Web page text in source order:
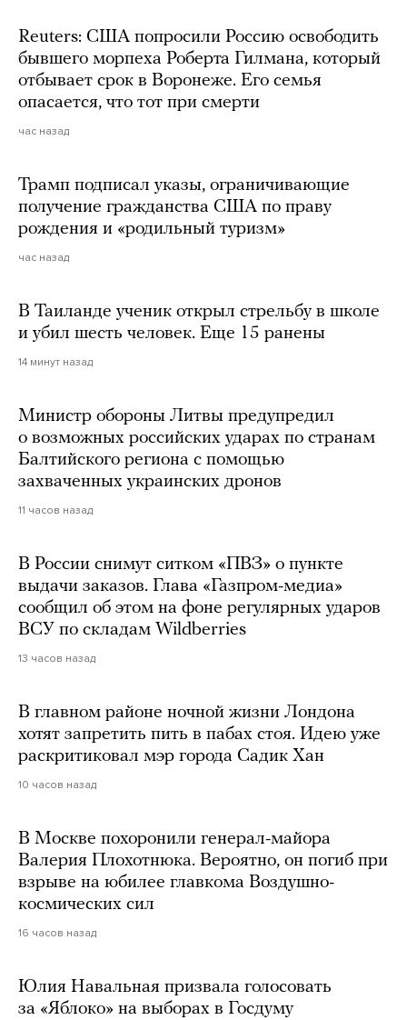
Reuters: США попросили Россию освободить
бывшего морпеха Роберта Гилмана, который
отбывает срок в Воронеже. Его семья
опасается, что тот при смерти
час назад
Трамп подписал указы, ограничивающие
получение гражданства США по праву
рождения и «родильный туризм»
час назад
В Таиланде ученик открыл стрельбу в школе
и убил шесть человек. Еще 15 ранены
14 минут назад
Министр обороны Литвы предупредил
о возможных российских ударах по странам
Балтийского региона с помощью
захваченных украинских дронов
11 часов назад
В России снимут ситком «ПВЗ» о пункте
выдачи заказов. Глава «Газпром-медиа»
сообщил об этом на фоне регулярных ударов
ВСУ по складам Wildberries
13 часов назад
В главном районе ночной жизни Лондона
хотят запретить пить в пабах стоя. Идею уже
раскритиковал мэр города Садик Хан
10 часов назад
В Москве похоронили генерал-майора
Валерия Плохотнюка. Вероятно, он погиб при
взрыве на юбилее главкома Воздушно-
космических сил
16 часов назад
Юлия Навальная призвала голосовать
за «Яблоко» на выборах в Госдуму